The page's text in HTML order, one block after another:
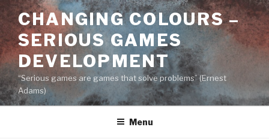
Naar
de
inhoud
springen
CHANGING COLOURS –
SERIOUS GAMES
DEVELOPMENT
“Serious games are games that solve problems” (Ernest
Adams)
Menu